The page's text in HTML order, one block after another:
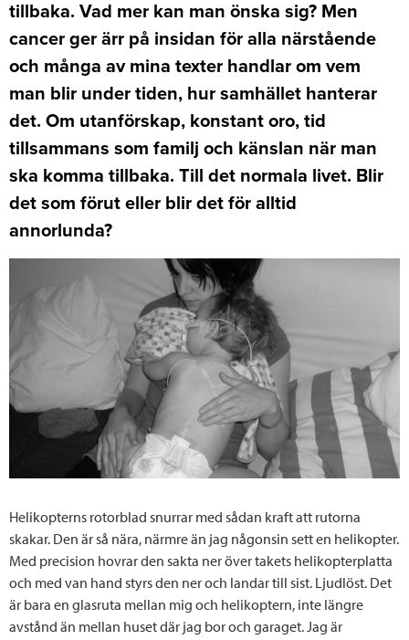
tillbaka. Vad mer kan man önska sig? Men
cancer ger ärr på insidan för alla närstående
och många av mina texter handlar om vem
man blir under tiden, hur samhället hanterar
det. Om utanförskap, konstant oro, tid
tillsammans som familj och känslan när man
ska komma tillbaka. Till det normala livet. Blir
det som förut eller blir det för alltid
annorlunda?
Helikopterns rotorblad snurrar med sådan kraft att rutorna
skakar. Den är så nära, närmre än jag någonsin sett en helikopter.
Med precision hovrar den sakta ner över takets helikopterplatta
och med van hand styrs den ner och landar till sist. Ljudlöst. Det
är bara en glasruta mellan mig och helikoptern, inte längre
avstånd än mellan huset där jag bor och garaget. Jag är